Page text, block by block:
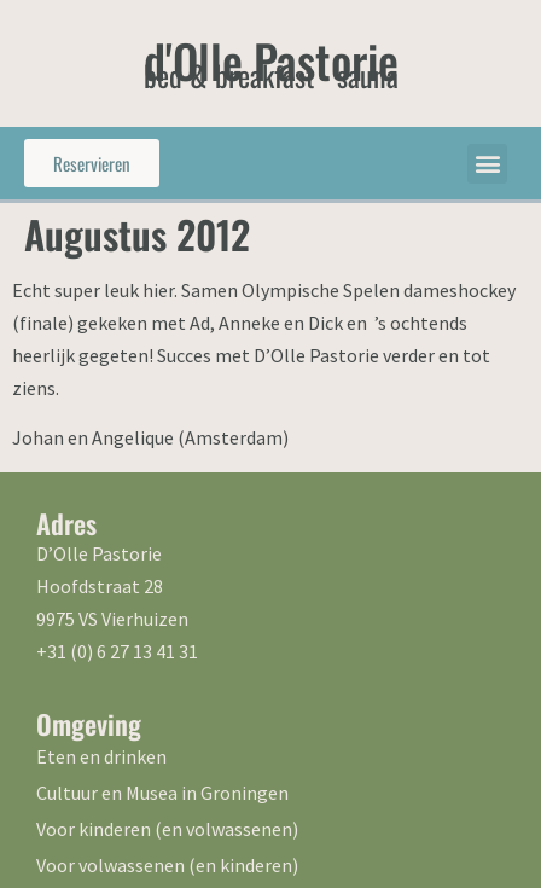
d'Olle Pastorie
bed & breakfast - sauna
Reservieren
Augustus 2012
Echt super leuk hier. Samen Olympische Spelen dameshockey
(finale) gekeken met Ad, Anneke en Dick en ’s ochtends
heerlijk gegeten! Succes met D’Olle Pastorie verder en tot
ziens.
Johan en Angelique (Amsterdam)
Adres
D’Olle Pastorie
Hoofdstraat 28
9975 VS Vierhuizen
+31 (0) 6 27 13 41 31
Omgeving
Eten en drinken
Cultuur en Musea in Groningen
Voor kinderen (en volwassenen)
Voor volwassenen (en kinderen)